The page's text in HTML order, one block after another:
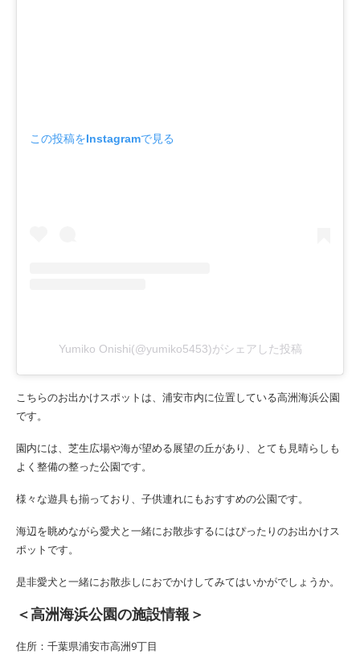
この投稿をInstagramで見る
Yumiko Onishi(@yumiko5453)がシェアした投稿
こちらのお出かけスポットは、浦安市内に位置している高洲海浜公園
です。
園内には、芝生広場や海が望める展望の丘があり、とても見晴らしも
よく整備の整った公園です。
様々な遊具も揃っており、子供連れにもおすすめの公園です。
海辺を眺めながら愛犬と一緒にお散歩するにはぴったりのお出かけス
ポットです。
是非愛犬と一緒にお散歩しにおでかけしてみてはいかがでしょうか。
＜高洲海浜公園の施設情報＞
住所：千葉県浦安市高洲9丁目